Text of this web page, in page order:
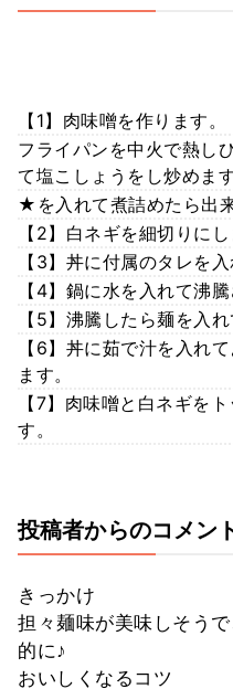
【1】肉味噌を作ります。
フライパンを中火で熱し
て塩こしょうをし炒めます
★を入れて煮詰めたら出
【2】白ネギを細切りにし
【3】丼に付属のタレを入
【4】鍋に水を入れて沸騰
【5】沸騰したら麺を入
【6】丼に茹で汁を入れ
ます。
【7】肉味噌と白ネギを
す。
投稿者からのコメン
きっかけ
担々麺味が美味しそう
的に♪
おいしくなるコツ